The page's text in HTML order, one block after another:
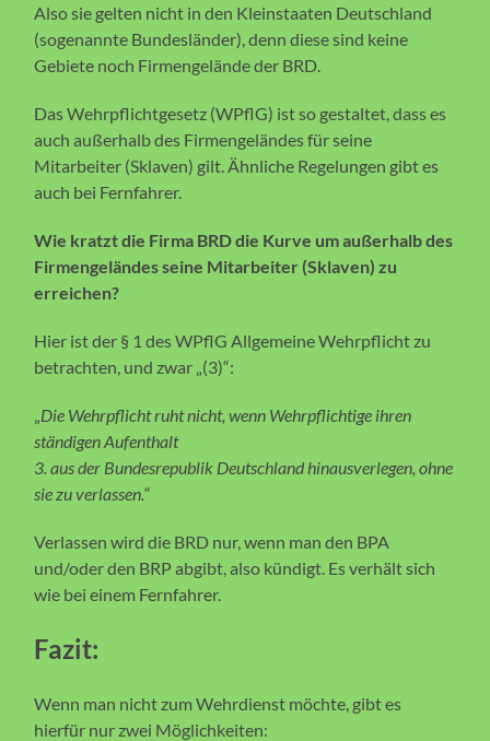
Also sie gelten nicht in den Kleinstaaten Deutschland
(sogenannte Bundesländer), denn diese sind keine
Gebiete noch Firmengelände der BRD.
Das Wehrpflichtgesetz (WPflG) ist so gestaltet, dass es
auch außerhalb des Firmengeländes für seine
Mitarbeiter (Sklaven) gilt. Ähnliche Regelungen gibt es
auch bei Fernfahrer.
Wie kratzt die Firma BRD die Kurve um außerhalb des
Firmengeländes seine Mitarbeiter (Sklaven) zu
erreichen?
Hier ist der § 1 des WPflG Allgemeine Wehrpflicht zu
betrachten, und zwar „(3)“:
Die Wehrpflicht ruht nicht, wenn Wehrpflichtige ihren
ständigen Aufenthalt
3. aus der Bundesrepublik Deutschland hinausverlegen, ohne
sie zu verlassen.“
Verlassen wird die BRD nur, wenn man den BPA
und/oder den BRP abgibt, also kündigt. Es verhält sich
wie bei einem Fernfahrer.
Fazit:
Wenn man nicht zum Wehrdienst möchte, gibt es
hierfür nur zwei Möglichkeiten: